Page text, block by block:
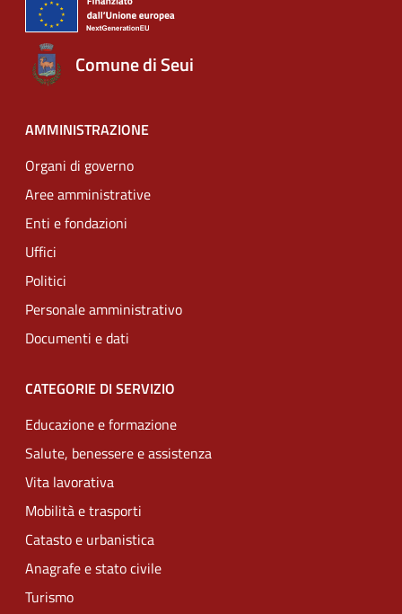
Comune di Seui
AMMINISTRAZIONE
Organi di governo
Aree amministrative
Enti e fondazioni
Uffici
Politici
Personale amministrativo
Documenti e dati
CATEGORIE DI SERVIZIO
Educazione e formazione
Salute, benessere e assistenza
Vita lavorativa
Mobilità e trasporti
Catasto e urbanistica
Anagrafe e stato civile
Turismo